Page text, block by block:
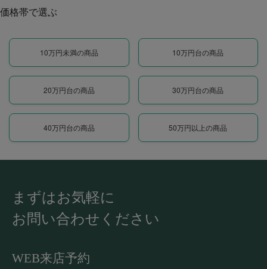
価格帯で選ぶ
10万円未満の商品 10万円台の商品
20万円台の商品 30万円台の商品
40万円台の商品 50万円以上の商品
まずはお気軽に
お問い合わせください
WEB来店予約